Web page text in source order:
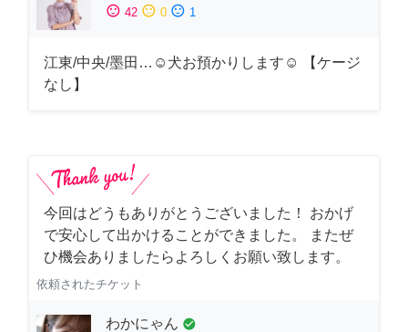
sentiment_satisfied 42 sentiment_neutral 0 sentiment_dissatisfied 1
江東/中央/墨田…☺︎犬お預かりします☺︎ 【ケージ
なし】
今回はどうもありがとうございました！ おかげ
で安心して出かけることができました。 またぜ
ひ機会ありましたらよろしくお願い致します。
依頼されたチケット
わかにゃん check_circle